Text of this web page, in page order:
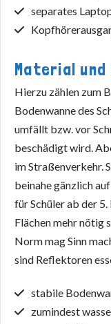
separates
Material
Hierzu zählen zum
Bodenwanne des
umfällt bzw. vor
beschädigt wird.
im Straßenverkehr.
beinahe gänzlich
für Schüler ab der
Flächen mehr nötig
Norm mag Sinn
sind Reflektoren
stabile
zumindest